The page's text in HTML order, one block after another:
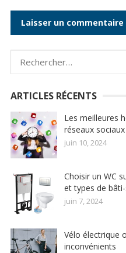
Rechercher :
ARTICLES RÉCENTS
Les meilleures
réseaux
juin 10, 2024
Choisir un WC
et types de
juin 7, 2024
Vélo électrique
inconvénients